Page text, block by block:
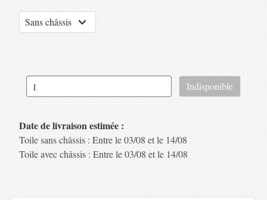
Date de livraison estimée :
Toile sans châssis : Entre le 03/08 et le 14/08
Toile avec châssis : Entre le 03/08 et le 14/08